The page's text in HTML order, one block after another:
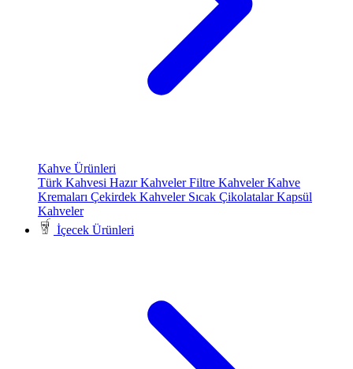
Kahve Ürünleri
Türk Kahvesi Hazır KahvelerFiltre KahvelerKahve
Kremaları Çekirdek Kahveler Sıcak ÇikolatalarKapsül
Kahveler
İçecek Ürünleri